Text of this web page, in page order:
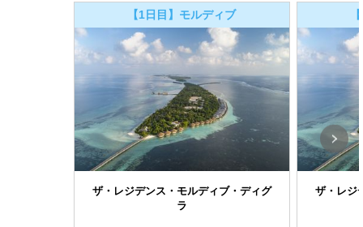
【1日目】モルディブ
ザ・レジデンス・モルディブ・ディグ
ラ
ザ・レジ